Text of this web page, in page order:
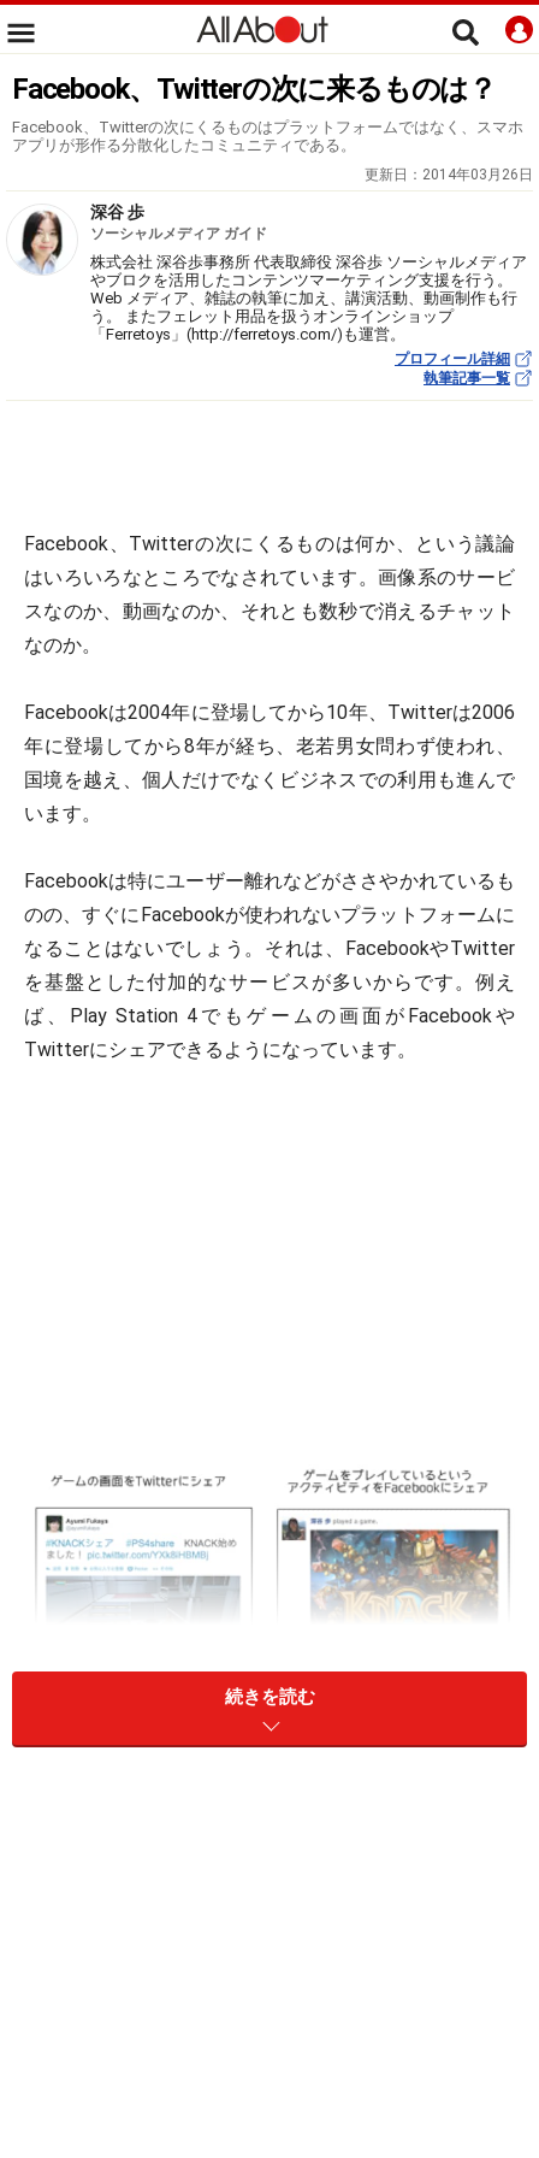
Facebook、Twitterの次に来るものは？
Facebook、Twitterの次にくるものはプラットフォームではなく、スマホ
アプリが形作る分散化したコミュニティである。
更新日： 2014年03月26日
深谷 歩
ソーシャルメディア ガイド
株式会社 深谷歩事務所 代表取締役 深谷歩 ソーシャルメディア
やブロクを活用したコンテンツマーケティング支援を行う。
Web メディア、雑誌の執筆に加え、講演活動、動画制作も行
う。 またフェレット用品を扱うオンラインショップ
「Ferretoys」(http://ferretoys.com/)も運営。
プロフィール詳細
執筆記事一覧
Facebook、Twitterの次にくるものは何か、という議論
はいろいろなところでなされています。画像系のサービ
スなのか、動画なのか、それとも数秒で消えるチャット
なのか。
Facebookは2004年に登場してから10年、Twitterは2006
年に登場してから8年が経ち、老若男女問わず使われ、
国境を越え、個人だけでなくビジネスでの利用も進んで
います。
Facebookは特にユーザー離れなどがささやかれているも
のの、すぐにFacebookが使われないプラットフォームに
なることはないでしょう。それは、FacebookやTwitter
を基盤とした付加的なサービスが多いからです。例え
ば、Play Station 4でもゲームの画面がFacebookや
Twitterにシェアできるようになっています。
PS4のゲームのプレイ情報をFacebookやTwitterにシェアで
きる
続きを読む